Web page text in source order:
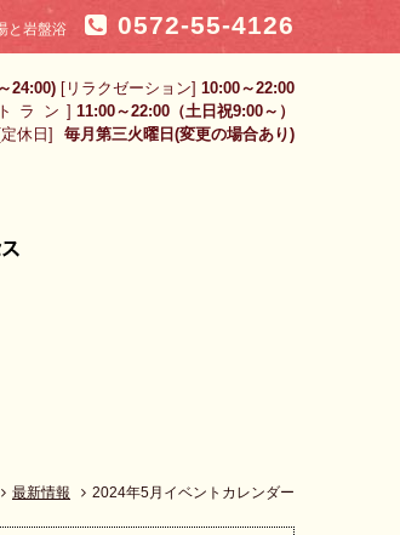
と岩盤浴 0572-55-4126
24:00) [リラクゼーション] 10:00～22:00
ラン ] 11:00～22:00（土日祝9:00～）
[定休日]
毎月第三火曜日(変更の場合あり)
最新情報 2024年5月イベントカレンダー